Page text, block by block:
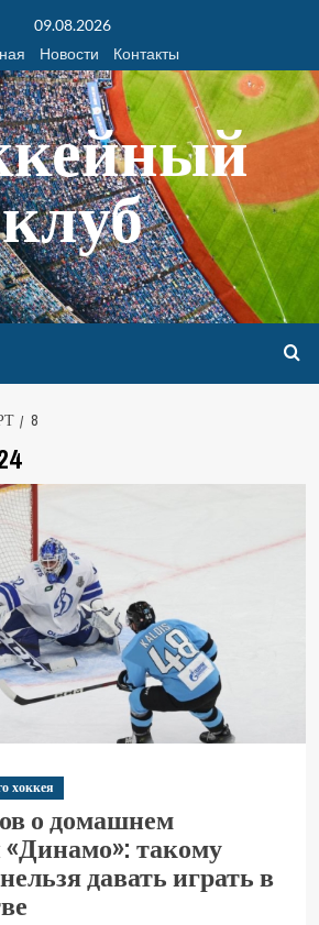
09.08.2026
Новости Контакты
клуб
8
хоккея
о домашнем
такому
давать играть в